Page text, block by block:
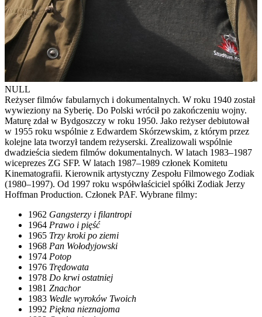
NULL
Reżyser filmów fabularnych i dokumentalnych. W roku 1940 został
wywieziony na Syberię. Do Polski wrócił po zakończeniu wojny.
Maturę zdał w Bydgoszczy w roku 1950. Jako reżyser debiutował
w 1955 roku wspólnie z Edwardem Skórzewskim, z którym przez
kolejne lata tworzył tandem reżyserski. Zrealizowali wspólnie
dwadzieścia siedem filmów dokumentalnych. W latach 1983–1987
wiceprezes ZG SFP. W latach 1987–1989 członek Komitetu
Kinematografii. Kierownik artystyczny Zespołu Filmowego Zodiak
(1980–1997). Od 1997 roku współwłaściciel spółki Zodiak Jerzy
Hoffman Production. Członek PAF. Wybrane filmy:
1962 Gangsterzy i filantropi
1964 Prawo i pięść
1965 Trzy kroki po ziemi
1968 Pan Wołodyjowski
1974 Potop
1976 Trędowata
1978 Do krwi ostatniej
1981 Znachor
1983 Wedle wyroków Twoich
1992 Piękna nieznajoma